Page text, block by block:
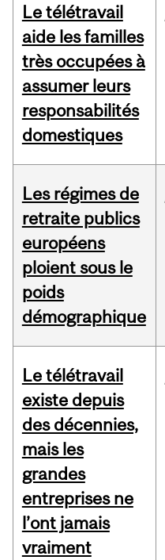
Le télétravail
aide les familles
très occupées à
assumer leurs
responsabilités
domestiques
Les régimes de
retraite publics
européens
ploient sous le
poids
démographique
Le télétravail
existe depuis
des décennies,
mais les
grandes
entreprises ne
l’ont jamais
vraiment